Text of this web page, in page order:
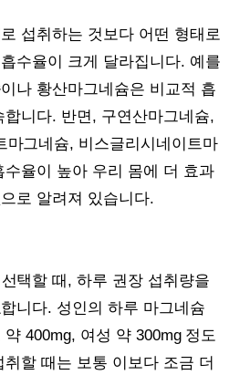
섭취하는 것보다 어떤 형태로
수율이 크게 달라집니다. 예를
나 황산마그네슘은 비교적 흡
합니다. 반면, 구연산마그네슘,
마그네슘, 비스글리시네이트마
수율이 높아 우리 몸에 더 효과
로 알려져 있습니다.
택할 때, 하루 권장 섭취량을
니다. 성인의 하루 마그네슘
400mg, 여성 약 300mg 정도
할 때는 보통 이보다 조금 더